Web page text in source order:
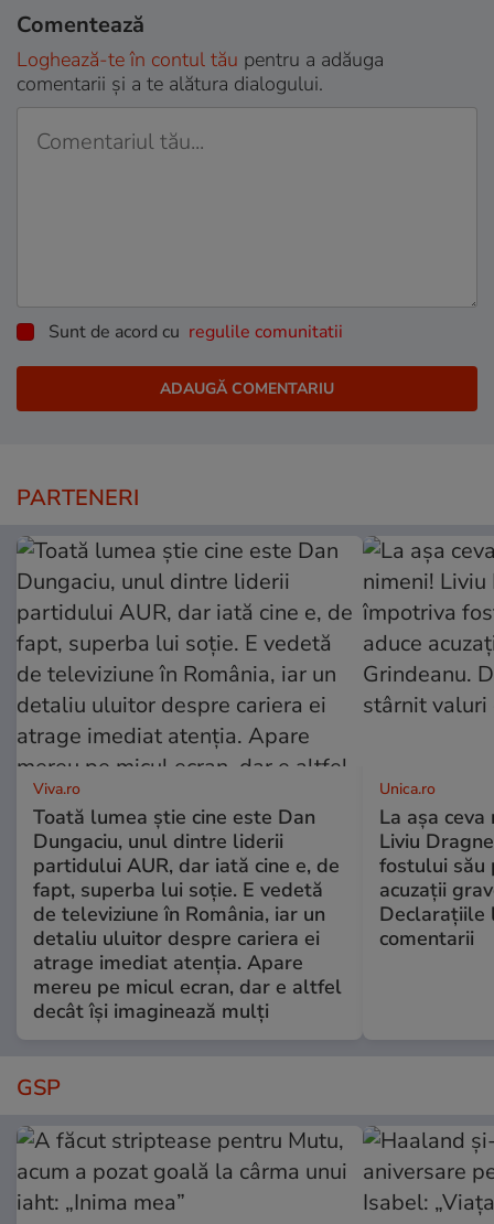
Comentează
Loghează-te în contul tău pentru a adăuga
comentarii și a te alătura dialogului.
Sunt de acord cu regulile comunitatii
PARTENERI
Viva.ro
Toată lumea știe cine este Dan
Dungaciu, unul dintre liderii
partidului AUR, dar iată cine e, de
fapt, superba lui soție. E vedetă
de televiziune în România, iar un
detaliu uluitor despre cariera ei
atrage imediat atenția. Apare
mereu pe micul ecran, dar e altfel
decât își imaginează mulți
Unica.ro
La așa
Liviu
fostului său
acuzații
Declarațiile
comentarii
GSP